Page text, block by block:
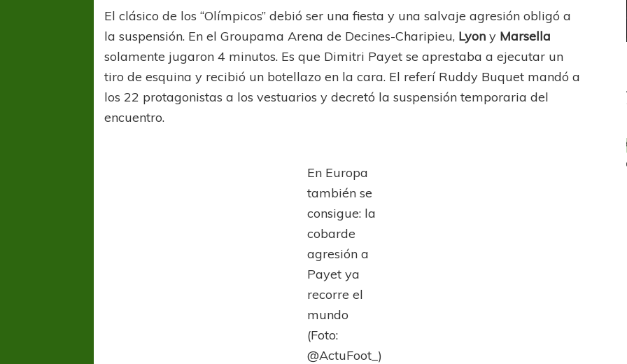
El clásico de los “Olímpicos” debió ser una fiesta y una salvaje agresión obligó a
la suspensión. En el Groupama Arena de Decines-Charipieu, Lyony Marsella
solamente jugaron 4 minutos. Es que Dimitri Payet se aprestaba a ejecutar un
tiro de esquina y recibió un botellazo en la cara. El referí Ruddy Buquet mandó a
los 22 protagonistas a los vestuarios y decretó la suspensión temporaria del
encuentro.
En Europa
también se
consigue: la
cobarde
agresión a
Payet ya
recorre el
mundo
(Foto:
@ActuFoot_)